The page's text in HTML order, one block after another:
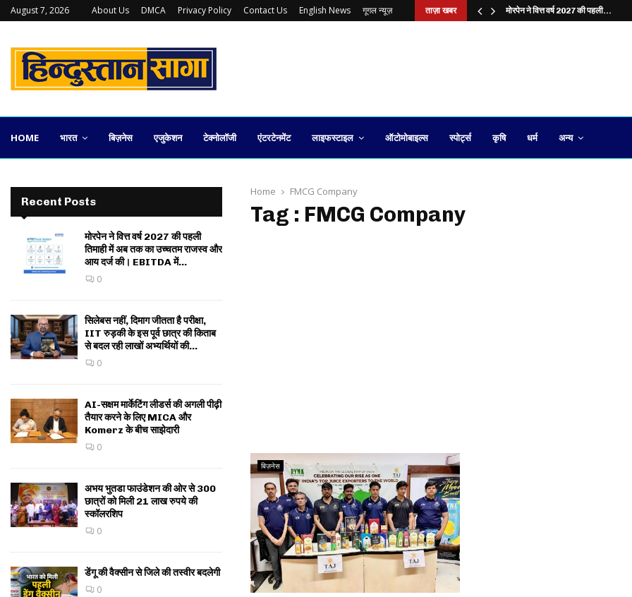
August 7, 2026 About Us DMCA Privacy Policy Contact Us English News गूगल न्यूज़ ताज़ा खबर
कलकत्ता स्टॉक एक्सचेंज की वापसी कितनी व्यावहारिक?… मोरपेन ने वित्त वर्ष 2027 की पहली…
HOME भारत बिज़नेस एजुकेशन टेक्नोलॉजी एंटरटेनमेंट लाइफस्टाइल ऑटोमोबाइल्स स्पोर्ट्स कृषि धर्म अन्य
Home FMCG Company
Tag : FMCG Company
बिज़नेस
Recent Posts
मोरपेन ने वित्त वर्ष 2027 की पहली
तिमाही में अब तक का उच्चतम राजस्व और
आय दर्ज की। EBITDA में...
0
सिलेबस नहीं, दिमाग जीतता है परीक्षा,
IIT रुड़की के इस पूर्व छात्र की किताब
से बदल रही लाखों अभ्यर्थियों की...
0
AI-सक्षम मार्केटिंग लीडर्स की अगली पीढ़ी
तैयार करने के लिए MICA और
Komerz के बीच साझेदारी
0
अभय भुतडा फाउंडेशन की ओर से 300
छात्रों को मिली 21 लाख रुपये की
स्कॉलरशिप
0
डेंगू की वैक्सीन से जिले की तस्वीर बदलेगी
0